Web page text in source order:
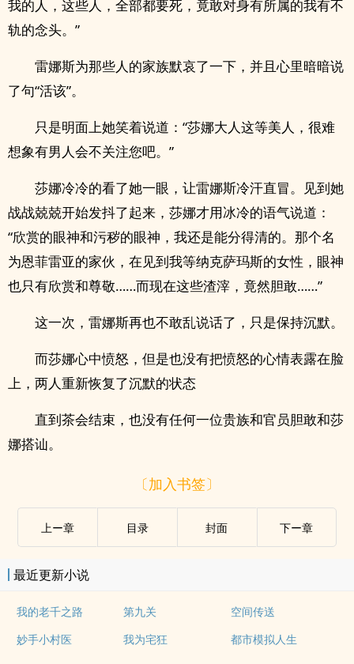
我的人，这些人，全部都要死，竟敢对身有所属的我有不
轨的念头。”
雷娜斯为那些人的家族默哀了一下，并且心里暗暗说
了句“活该”。
只是明面上她笑着说道：“莎娜大人这等美人，很难
想象有男人会不关注您吧。”
莎娜冷冷的看了她一眼，让雷娜斯冷汗直冒。见到她
战战兢兢开始发抖了起来，莎娜才用冰冷的语气说道：
“欣赏的眼神和污秽的眼神，我还是能分得清的。那个名
为恩菲雷亚的家伙，在见到我等纳克萨玛斯的女性，眼神
也只有欣赏和尊敬……而现在这些渣滓，竟然胆敢……”
这一次，雷娜斯再也不敢乱说话了，只是保持沉默。
而莎娜心中愤怒，但是也没有把愤怒的心情表露在脸
上，两人重新恢复了沉默的状态
直到茶会结束，也没有任何一位贵族和官员胆敢和莎
娜搭讪。
〔加入书签〕
上ー章 目录 封面 下ー章
最近更新小说
我的老千之路 第九关
空间传送
妙手小村医
我为宅狂 都市模拟人生